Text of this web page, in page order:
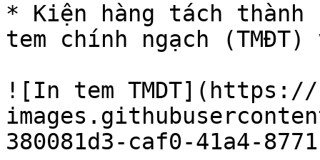
* Kiện hàng tách thành
tem chính ngạch
![In tem
380081d3-caf0-41a4-